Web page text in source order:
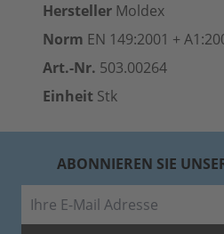
Hersteller Moldex
Norm EN 149:2001 +
Art.-Nr. 503.00264
Einheit Stk
ABONNIEREN SIE